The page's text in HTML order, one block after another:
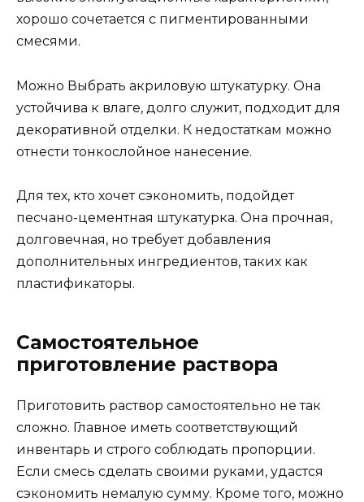
хорошо сочетается с пигментированными
смесями.
Можно Выбрать акриловую штукатурку. Она
устойчива к влаге, долго служит, подходит для
декоративной отделки. К недостаткам можно
отнести тонкослойное нанесение.
Для тех, кто хочет сэкономить, подойдет
песчано-цементная штукатурка. Она прочная,
долговечная, но требует добавления
дополнительных ингредиентов, таких как
пластификаторы.
Самостоятельное
приготовление раствора
Приготовить раствор самостоятельно не так
сложно. Главное иметь соответствующий
инвентарь и строго соблюдать пропорции.
Если смесь сделать своими руками, удастся
сэкономить немалую сумму. Кроме того, можно